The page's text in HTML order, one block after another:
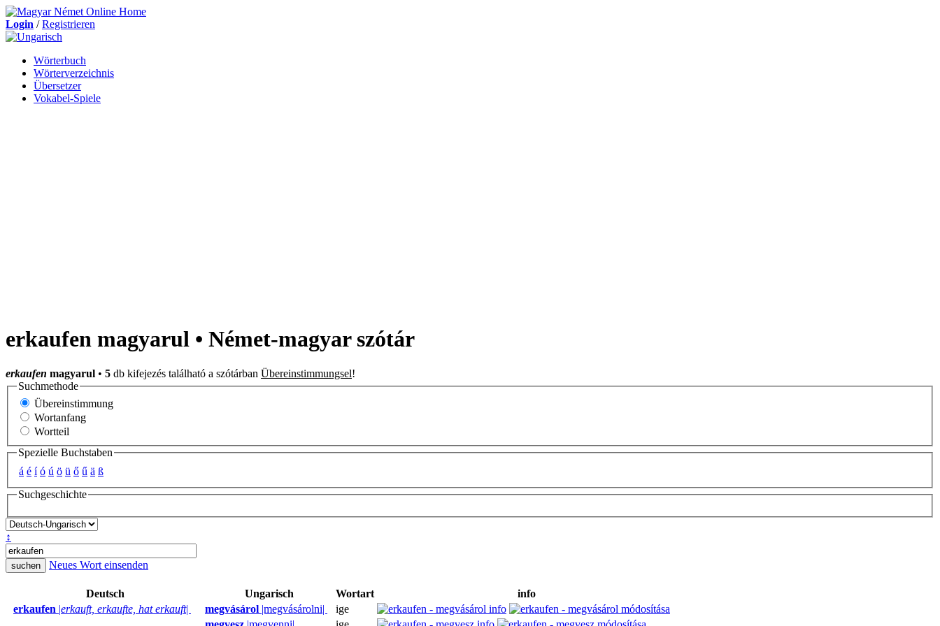
Login /Registrieren
Wörterbuch
Wörterverzeichnis
Übersetzer
Vokabel-Spiele
erkaufen magyarul • Német-magyar szótár
erkaufen magyarul • 5 db kifejezés található a szótárban Übereinstimmungsel!
Suchmethode
Übereinstimmung
Wortanfang
Wortteil
Spezielle Buchstaben
á é í ó ú ö ü ő ű ä ß
Suchgeschichte
↕
Neues Wort einsenden
Deutsch Ungarisch Wortart
info
erkaufen |erkauft, erkaufte, hat erkauft| megvásárol |megvásárolni|
ige